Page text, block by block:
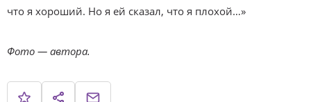
что я хороший. Но я ей сказал, что я плохой…»
Фото — автора.